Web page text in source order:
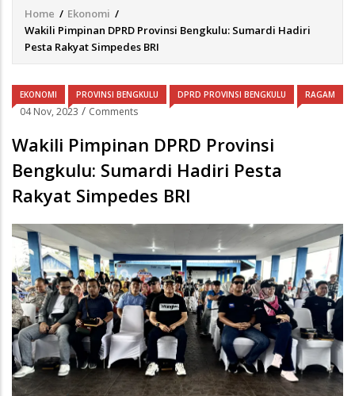
Breadcrumb
Home / Ekonomi /
Wakili Pimpinan DPRD Provinsi Bengkulu: Sumardi Hadiri
Pesta Rakyat Simpedes BRI
EKONOMI PROVINSI BENGKULU DPRD PROVINSI BENGKULU RAGAM
04 Nov, 2023 / Comments
Wakili Pimpinan DPRD Provinsi
Bengkulu: Sumardi Hadiri Pesta
Rakyat Simpedes BRI